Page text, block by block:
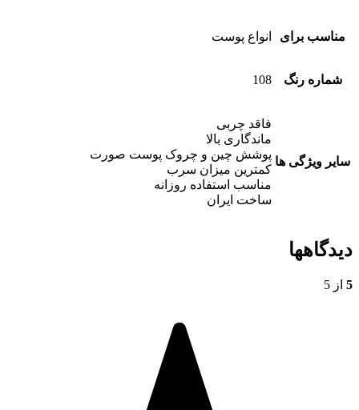
مناسب برای انواع پوست
شماره رنگ 108
سایر ویژگی ها
فاقد چربی
ماندگاری بالا
پوشش چین و چروک پوست صورت
کمترین میزان سرب
مناسب استفاده روزانه
ساخت ایران
دیدگاهها
5 از 5